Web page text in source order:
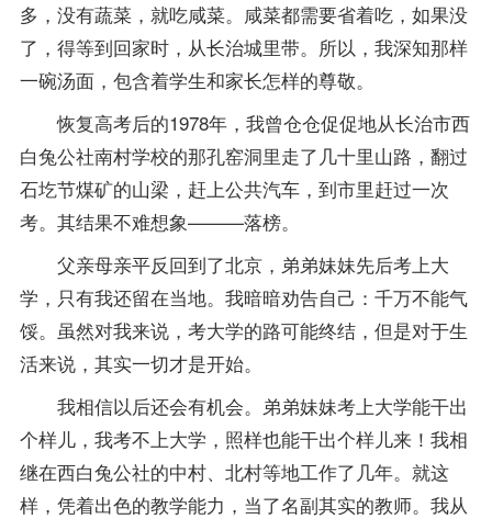
多，没有蔬菜，就吃咸菜。咸菜都需要省着吃，如果没
了，得等到回家时，从长治城里带。所以，我深知那样
一碗汤面，包含着学生和家长怎样的尊敬。
恢复高考后的1978年，我曾仓仓促促地从长治市西
白兔公社南村学校的那孔窑洞里走了几十里山路，翻过
石圪节煤矿的山梁，赶上公共汽车，到市里赶过一次
考。其结果不难想象———落榜。
父亲母亲平反回到了北京，弟弟妹妹先后考上大
学，只有我还留在当地。我暗暗劝告自己：千万不能气
馁。虽然对我来说，考大学的路可能终结，但是对于生
活来说，其实一切才是开始。
我相信以后还会有机会。弟弟妹妹考上大学能干出
个样儿，我考不上大学，照样也能干出个样儿来！我相
继在西白兔公社的中村、北村等地工作了几年。就这
样，凭着出色的教学能力，当了名副其实的教师。我从